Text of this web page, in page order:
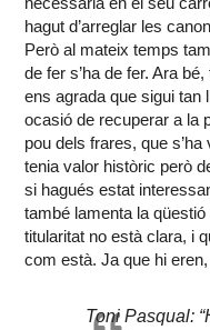
hagut d’arreglar les
Però al mateix temps
de fer s’ha de fer. Ara
ens agrada que sigui tan
ocasió de recuperar a la
pou dels frares, que
tenia valor històric però
si hagués estat
també lamenta la qüestió
titularitat no està clara, i
com està. Ja que hi
Toni Pasqual: